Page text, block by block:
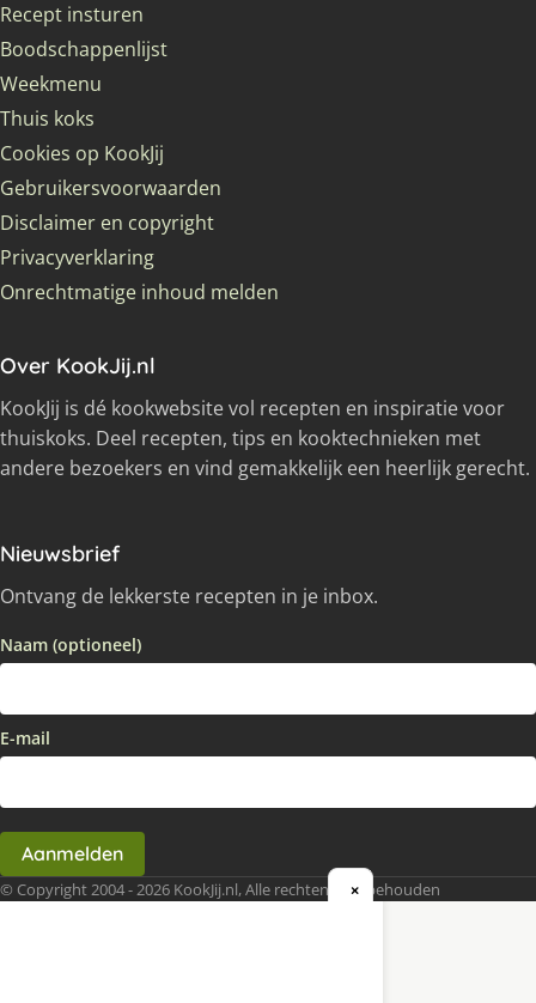
Recept insturen
Boodschappenlijst
Weekmenu
Thuis koks
Cookies op KookJij
Gebruikersvoorwaarden
Disclaimer en copyright
Privacyverklaring
Onrechtmatige inhoud melden
Over KookJij.nl
KookJij is dé kookwebsite vol recepten en inspiratie voor
thuiskoks. Deel recepten, tips en kooktechnieken met
andere bezoekers en vind gemakkelijk een heerlijk gerecht.
Nieuwsbrief
Ontvang de lekkerste recepten in je inbox.
Naam (optioneel)
E-mail
Aanmelden
© Copyright 2004 - 2026 KookJij.nl, Alle rechten voorbehouden
×